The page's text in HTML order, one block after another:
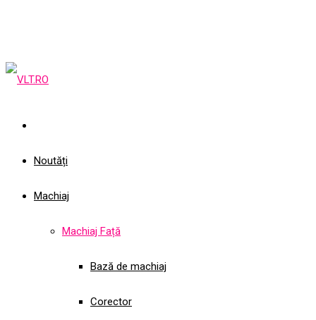
Noutăți
Machiaj
Machiaj Față
Bază de machiaj
Corector